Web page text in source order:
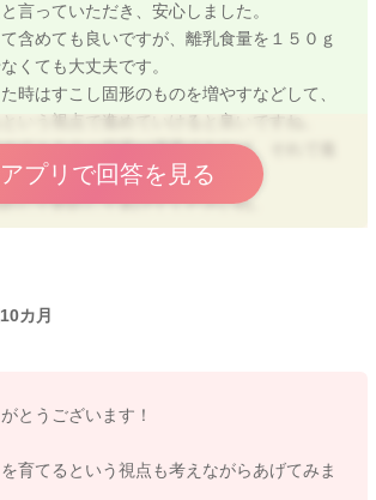
言っていただき、安心しました。
含めても良いですが、離乳食量を１５０ｇ
くても大丈夫です。
時はすこし固形のものを増やすなどして、
いう視点で進めていけると良いですね。
て１５０ｇ程度が適量であれば、それで進
。
じて対応してあげてくださいね。
アプリで回答を見る
カ月
とうございます！
育てるという視点も考えながらあげてみま